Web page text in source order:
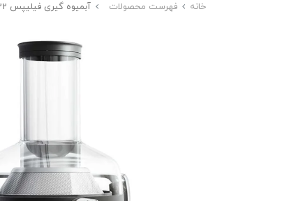
خانه فهرست محصولات آبمیوه گیری فیلیپس HR_1922